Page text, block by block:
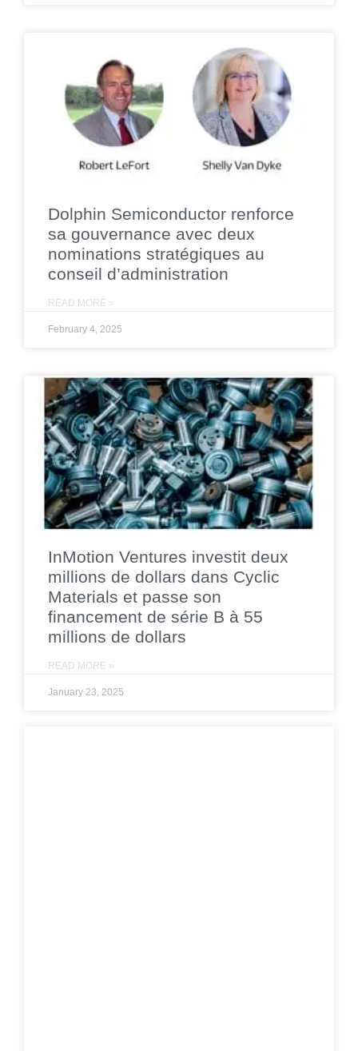
Dolphin Semiconductor renforce
sa gouvernance avec deux
nominations stratégiques au
conseil d’administration
READ MORE »
February 4, 2025
InMotion Ventures investit deux
millions de dollars dans Cyclic
Materials et passe son
financement de série B à 55
millions de dollars
READ MORE »
January 23, 2025